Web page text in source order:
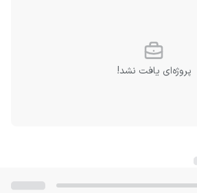
پروژه‌ای یافت نشد!